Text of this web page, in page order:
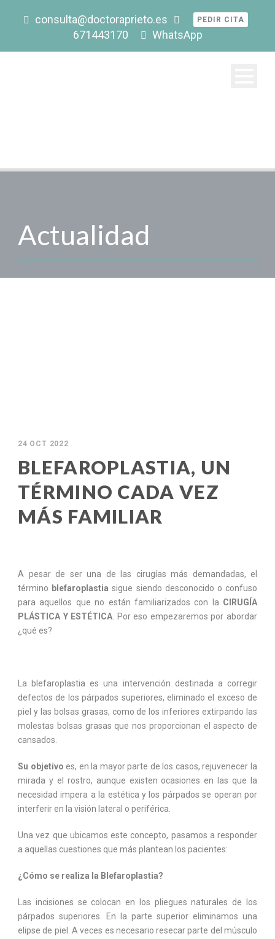
PEDIR CITA
consulta@doctoraprieto.es
671443170
WhatsApp
Actualidad
24 OCT 2022
BLEFAROPLASTIA, UN
TÉRMINO CADA VEZ
MÁS FAMILIAR
A pesar de ser una de las cirugías más demandadas, el
término blefaroplastia sigue siendo desconocido o confuso
para aquellos que no están familiarizados con la CIRUGÍA
PLÁSTICA Y ESTÉTICA. Por eso empezaremos por abordar
¿qué es?
La blefaroplastia es una intervención destinada a corregir
defectos de los párpados superiores, eliminado el exceso de
piel y las bolsas grasas, como de los inferiores extirpando las
molestas bolsas grasas que nos proporcionan el aspecto de
cansados.
Su objetivo es, en la mayor parte de los casos, rejuvenecer la
mirada y el rostro, aunque existen ocasiones en las que la
necesidad impera a la estética y los párpados se operan por
interferir en la visión lateral o periférica.
Una vez que ubicamos este concepto, pasamos a responder
a aquellas cuestiones que más plantean los pacientes:
¿Cómo se realiza la Blefaroplastia?
Las incisiones se colocan en los pliegues naturales de los
párpados superiores. En la parte superior eliminamos una
elipse de piel. A veces es necesario resecar parte del músculo